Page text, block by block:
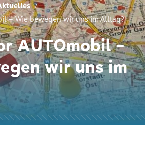
– Wie bewegen wir uns im Alltag?
AUTOmobil –
wir uns im